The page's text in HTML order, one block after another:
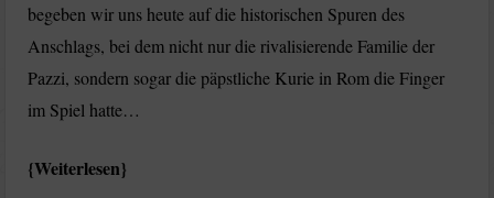
begeben wir uns heute auf die historischen Spuren des
Anschlags, bei dem nicht nur die rivalisierende Familie der
Pazzi, sondern sogar die päpstliche Kurie in Rom die Finger
im Spiel hatte…
Weiterlesen